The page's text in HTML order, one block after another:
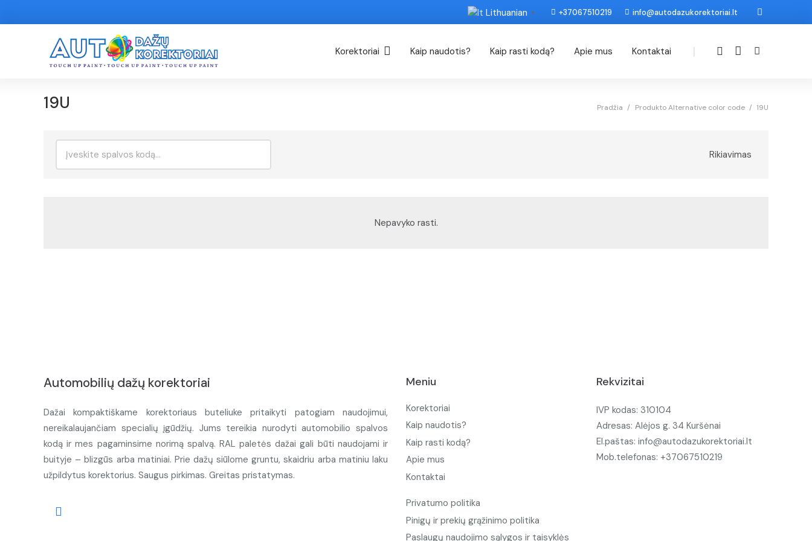
Lithuanian ▼ +37067510219 info@autodazukorektoriai.lt
Korektoriai Kaip naudotis? Kaip rasti kodą? Apie mus Kontaktai |
19U Pradžia / Produkto Alternative color code / 19U
Rikiavimas
Nepavyko rasti.
Automobilių dažų korektoriai
Dažai kompaktiškame korektoriaus buteliuke pritaikyti patogiam naudojimui,
nereikalaujančiam specialių įgūdžių. Jums tereikia nurodyti automobilio spalvos
kodą ir mes pagaminsime norimą spalvą. RAL paletės dažai gali būti naudojami ir
buityje – blizgūs arba matiniai. Prie dažų siūlome gruntu, skaidriu arba matiniu laku
užpildytus korektorius. Saugus pirkimas. Greitas pristatymas.
Meniu
Korektoriai
Kaip naudotis?
Kaip rasti kodą?
Apie mus
Kontaktai
Privatumo politika
Pinigų ir prekių grąžinimo politika
Paslaugų naudojimo sąlygos ir taisyklės
Rekvizitai
IVP kodas: 310104
Adresas: Alėjos g. 34 Kuršėnai
El.paštas: info@autodazukorektoriai.lt
Mob.telefonas: +37067510219